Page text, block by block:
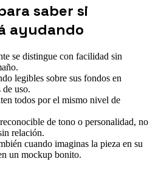
saber si
ayudando
se distingue con facilidad sin
legibles sobre sus fondos en
uso.
todos por el mismo nivel de
de tono o personalidad, no
relación.
cuando imaginas la pieza en su
un mockup bonito.